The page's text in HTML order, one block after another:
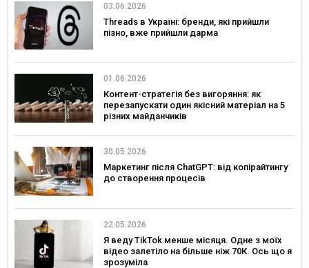
03.06.2026
Threads в Україні: бренди, які прийшли
пізно, вже прийшли дарма
01.06.2026
Контент-стратегія без вигоряння: як
перезапускати один якісний матеріал на 5
різних майданчиків
30.05.2026
Маркетинг після ChatGPT: від копірайтингу
до створення процесів
22.05.2026
Я веду TikTok менше місяця. Одне з моїх
відео залетіло на більше ніж 70К. Ось що я
зрозуміла